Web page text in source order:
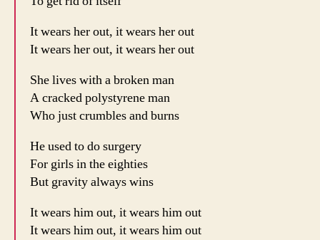
It wears her out, it wears her out
It wears her out, it wears her out
She lives with a broken man
A cracked polystyrene man
Who just crumbles and burns
He used to do surgery
For girls in the eighties
But gravity always wins
It wears him out, it wears him out
It wears him out, it wears him out